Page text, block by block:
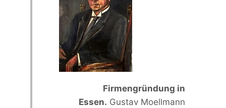
Firmengründung in
Essen. Gustav Moellmann